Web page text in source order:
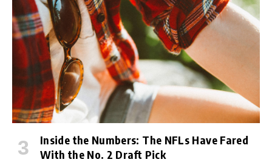
Inside the Numbers: The NFLs Have Fared
With the No. 2 Draft Pick